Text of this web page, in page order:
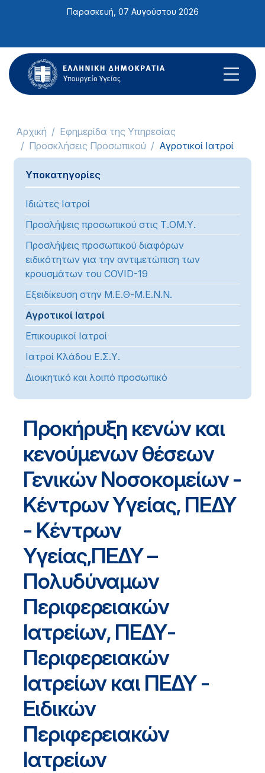
ιστότοπος
περιλαμβάνει
ένα
σύστημα
Παρασκευή, 07 Αυγούστου 2026
Αρχική
Εφημερίδα της Υπηρεσίας
Προσκλήσεις Προσωπικού
Αγροτικοί Ιατροί
Υποκατηγορίες
Ιδιώτες Ιατροί
Προσλήψεις προσωπικού στις Τ.ΟΜ.Υ.
Προσλήψεις προσωπικού διαφόρων
ειδικότητων για την αντιμετώπιση των
κρουσμάτων του COVID-19
Εξειδίκευση στην Μ.Ε.Θ-Μ.Ε.Ν.Ν.
Αγροτικοί Ιατροί
Επικουρικοί Ιατροί
Ιατροί Κλάδου Ε.Σ.Υ.
Διοικητικό και λοιπό προσωπικό
Προκήρυξη κενών και
κενούμενων θέσεων
Γενικών Νοσοκομείων -
Κέντρων Υγείας, ΠΕΔΥ
- Κέντρων
Υγείας,ΠΕΔΥ –
Πολυδύναμων
Περιφερειακών
Ιατρείων, ΠΕΔΥ-
Περιφερειακών
Ιατρείων και ΠΕΔΥ -
Ειδικών
Περιφερειακών
Ιατρείων